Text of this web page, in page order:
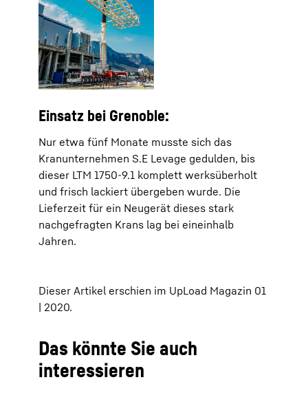
Einsatz bei Grenoble:
Nur etwa fünf Monate musste sich das
Kranunternehmen S.E Levage gedulden, bis
dieser LTM 1750-9.1 komplett werksüberholt
und frisch lackiert übergeben wurde. Die
Lieferzeit für ein Neugerät dieses stark
nachgefragten Krans lag bei eineinhalb
Jahren.
Dieser Artikel erschien im UpLoad Magazin 01
| 2020.
Das könnte Sie auch
interessieren